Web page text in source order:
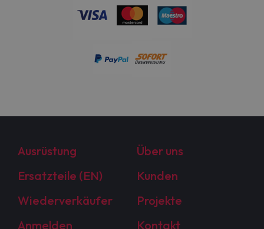
Ausrüstung
Über uns
Ersatzteile (EN)
Kunden
Wiederverkäufer
Projekte
Anmelden
Kontakt